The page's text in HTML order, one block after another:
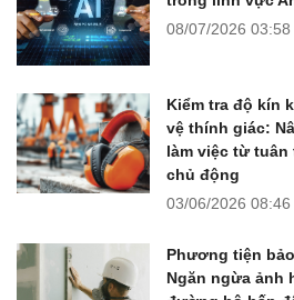
08/07/2026 03:58
Kiểm tra độ kín
vệ thính giác:
làm việc từ
chủ động
03/06/2026 08:46
Phương tiện
Ngăn ngừa ảnh